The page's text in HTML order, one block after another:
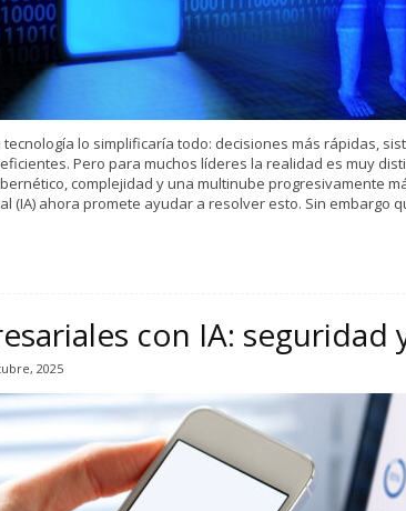
lo simplificaría todo: decisiones más rápidas,
Pero para muchos líderes la realidad es muy
complejidad y una multinube progresivamente
(IA) ahora promete ayudar a resolver esto. Sin embargo
con IA: seguridad
2025